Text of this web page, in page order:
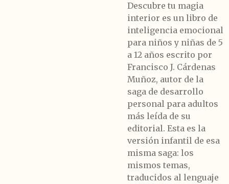
Descubre tu magia
interior es un libro de
inteligencia emocional
para niños y niñas de 5
a 12 años escrito por
Francisco J. Cárdenas
Muñoz, autor de la
saga de desarrollo
personal para adultos
más leída de su
editorial. Esta es la
versión infantil de esa
misma saga: los
mismos temas,
traducidos al lenguaje